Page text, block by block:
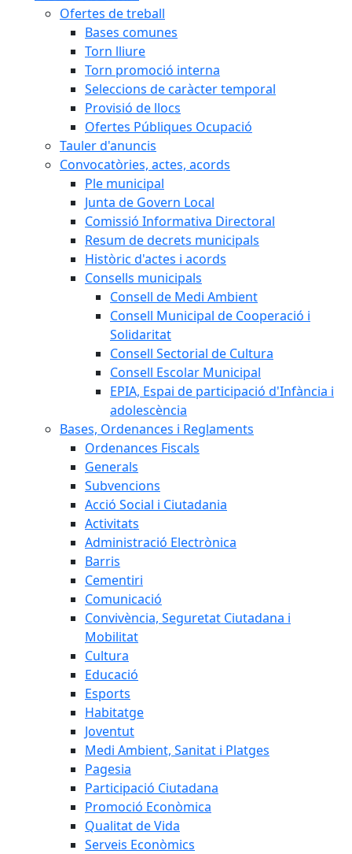
Ofertes de treball
Bases comunes
Torn lliure
Torn promoció interna
Seleccions de caràcter temporal
Provisió de llocs
Ofertes Públiques Ocupació
Tauler d'anuncis
Convocatòries, actes, acords
Ple municipal
Junta de Govern Local
Comissió Informativa Directoral
Resum de decrets municipals
Històric d'actes i acords
Consells municipals
Consell de Medi Ambient
Consell Municipal de Cooperació i
Solidaritat
Consell Sectorial de Cultura
Consell Escolar Municipal
EPIA, Espai de participació d'Infància i
adolescència
Bases, Ordenances i Reglaments
Ordenances Fiscals
Generals
Subvencions
Acció Social i Ciutadania
Activitats
Administració Electrònica
Barris
Cementiri
Comunicació
Convivència, Seguretat Ciutadana i
Mobilitat
Cultura
Educació
Esports
Habitatge
Joventut
Medi Ambient, Sanitat i Platges
Pagesia
Participació Ciutadana
Promoció Econòmica
Qualitat de Vida
Serveis Econòmics